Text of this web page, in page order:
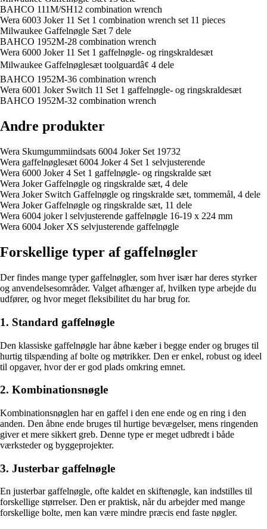
BAHCO 111M/SH12 combination wrench
Wera 6003 Joker 11 Set 1 combination wrench set 11 pieces
Milwaukee Gaffelnøgle Sæt 7 dele
BAHCO 1952M-28 combination wrench
Wera 6000 Joker 11 Set 1 gaffelnøgle- og ringskraldesæt
Milwaukee Gaffelnøglesæt toolguardâ¢ 4 dele
BAHCO 1952M-36 combination wrench
Wera 6001 Joker Switch 11 Set 1 gaffelnøgle- og ringskraldesæt
BAHCO 1952M-32 combination wrench
Andre produkter
Wera Skumgummiindsats 6004 Joker Set 19732
Wera gaffelnøglesæt 6004 Joker 4 Set 1 selvjusterende
Wera 6000 Joker 4 Set 1 gaffelnøgle- og ringskralde sæt
Wera Joker Gaffelnøgle og ringskralde sæt, 4 dele
Wera Joker Switch Gaffelnøgle og ringskralde sæt, tommemål, 4 dele
Wera Joker Gaffelnøgle og ringskralde sæt, 11 dele
Wera 6004 joker l selvjusterende gaffelnøgle 16-19 x 224 mm
Wera 6004 Joker XS selvjusterende gaffelnøgle
Forskellige typer af gaffelnøgler
Der findes mange typer gaffelnøgler, som hver især har deres styrker
og anvendelsesområder. Valget afhænger af, hvilken type arbejde du
udfører, og hvor meget fleksibilitet du har brug for.
1. Standard gaffelnøgle
Den klassiske gaffelnøgle har åbne kæber i begge ender og bruges til
hurtig tilspænding af bolte og møtrikker. Den er enkel, robust og ideel
til opgaver, hvor der er god plads omkring emnet.
2. Kombinationsnøgle
Kombinationsnøglen har en gaffel i den ene ende og en ring i den
anden. Den åbne ende bruges til hurtige bevægelser, mens ringenden
giver et mere sikkert greb. Denne type er meget udbredt i både
værksteder og byggeprojekter.
3. Justerbar gaffelnøgle
En justerbar gaffelnøgle, ofte kaldet en skiftenøgle, kan indstilles til
forskellige størrelser. Den er praktisk, når du arbejder med mange
forskellige bolte, men kan være mindre præcis end faste nøgler.